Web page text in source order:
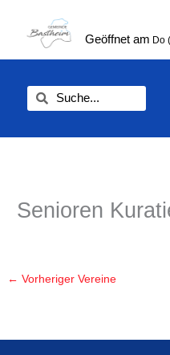
springen
Geöffnet am Do
Senioren
← Vorheriger Vereine